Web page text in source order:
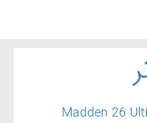
Madden 26